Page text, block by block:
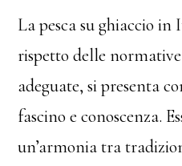
La pesca su ghiaccio
rispetto delle
adeguate, si presenta
fascino e conoscenza.
un’armonia tra